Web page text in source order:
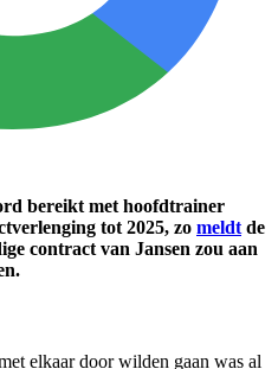
bereikt met hoofdtrainer
tot 2025, zo meldt de
contract van Jansen zou aan
elkaar door wilden gaan was al